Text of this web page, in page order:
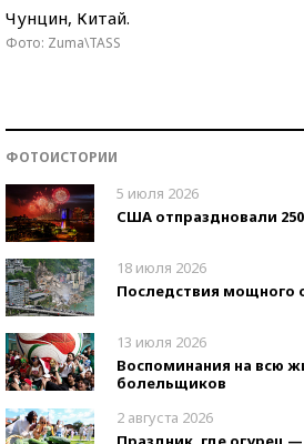
Чунцин, Китай.
Фото: Zuma\TASS
ФОТОИСТОРИИ
5 июля 2026
США отпраздновали
18 июля 2026
Последствия мощного
13 июля 2026
Воспоминания на всю
болельщиков
2 августа 2026